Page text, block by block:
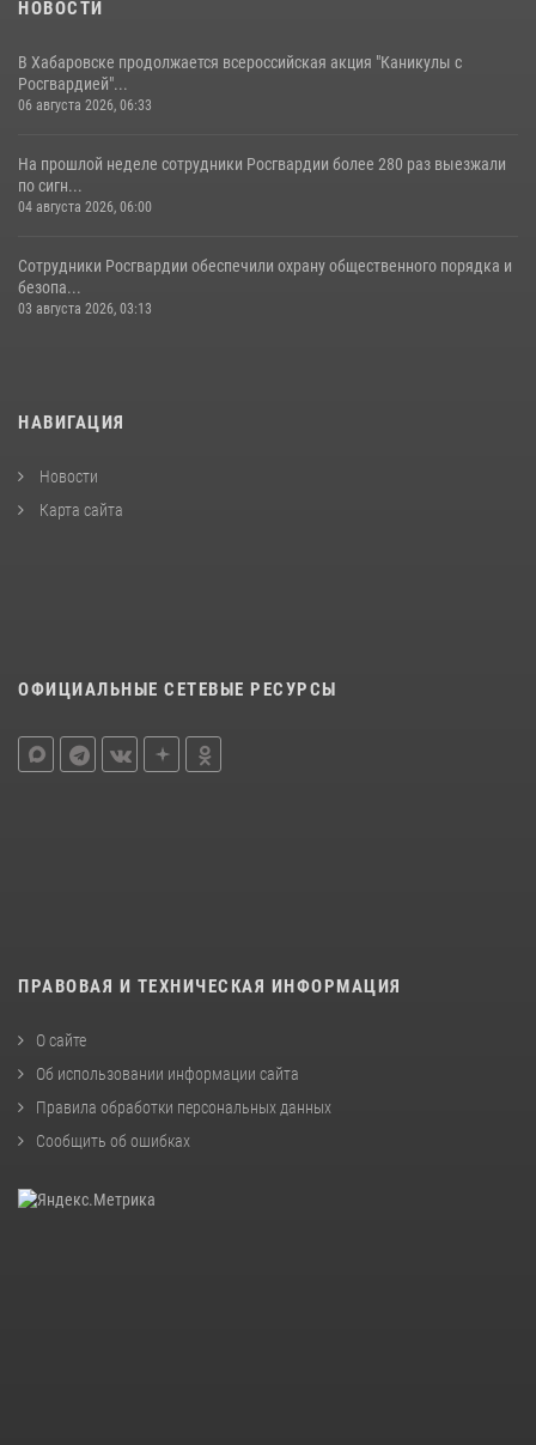
НОВОСТИ
В Хабаровске продолжается всероссийская акция "Каникулы с
Росгвардией"...
06 августа 2026, 06:33
На прошлой неделе сотрудники Росгвардии более 280 раз выезжали
по сигн...
04 августа 2026, 06:00
Сотрудники Росгвардии обеспечили охрану общественного порядка и
безопа...
03 августа 2026, 03:13
НАВИГАЦИЯ
Новости
Карта сайта
ОФИЦИАЛЬНЫЕ СЕТЕВЫЕ РЕСУРСЫ
ПРАВОВАЯ И ТЕХНИЧЕСКАЯ ИНФОРМАЦИЯ
О сайте
Об использовании информации сайта
Правила обработки персональных данных
Сообщить об ошибках